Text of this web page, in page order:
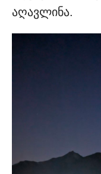
აღავლინა.